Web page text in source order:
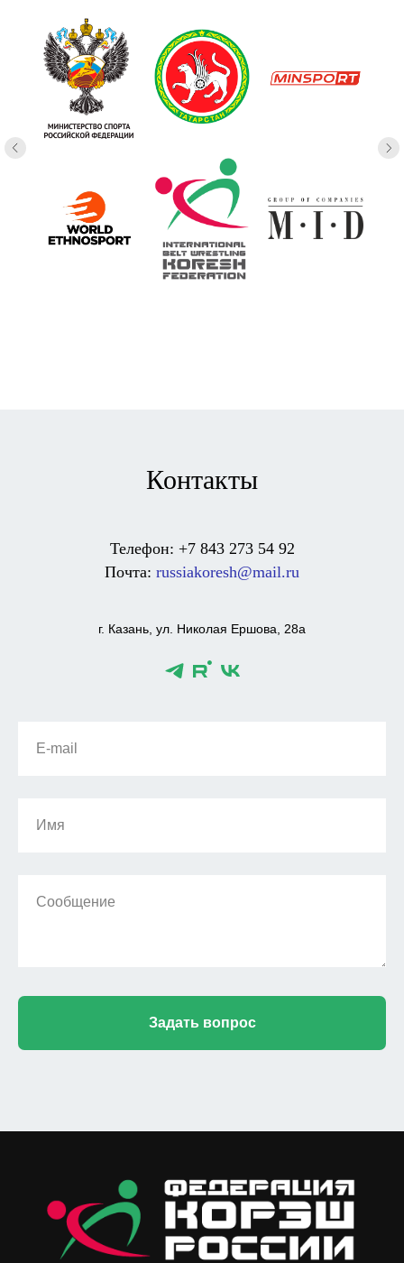
Контакты
Телефон: +7 843 273 54 92
Почта: russiakoresh@mail.ru
г. Казань, ул. Николая Ершова, 28а
E-mail
Имя
Сообщение
Задать вопрос